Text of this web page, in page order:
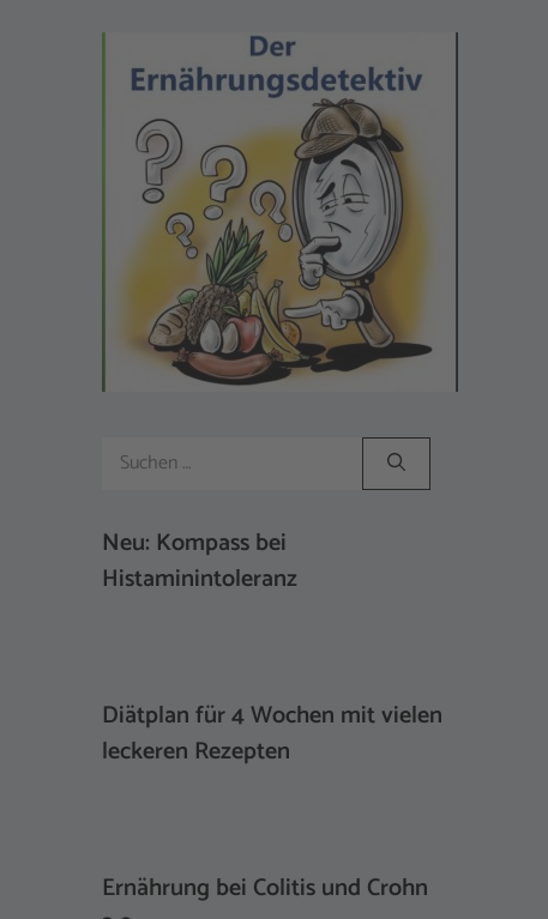
Suchen
nach:
Neu: Kompass bei
Histaminintoleranz
Diätplan für 4 Wochen mit vielen
leckeren Rezepten
Ernährung bei Colitis und Crohn